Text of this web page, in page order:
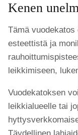
Kenen
Tämä
esteettistä ja
leikkimiseen,
Vuodekatoksen
leikkialueelle tai